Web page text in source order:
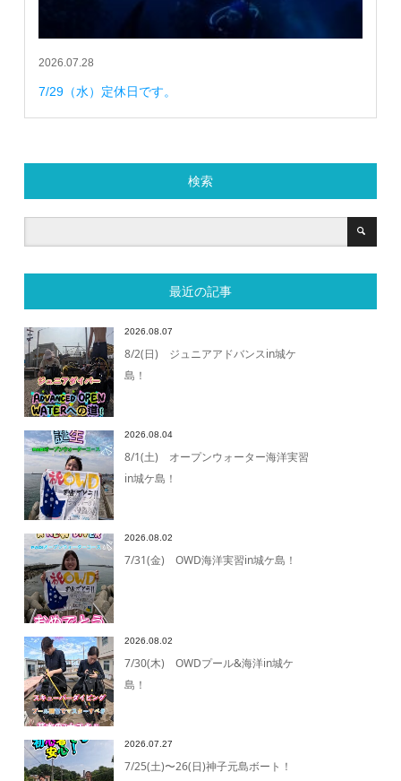
2026.07.28
7/29（水）定休日です。
検索
最近の記事
2026.08.07
8/2(日) ジュニアアドバンスin城ケ
島！
2026.08.04
8/1(土) オープンウォーター海洋実習
in城ケ島！
2026.08.02
7/31(金) OWD海洋実習in城ケ島！
2026.08.02
7/30(木) OWDプール&海洋in城ケ
島！
2026.07.27
7/25(土)〜26(日)神子元島ボート！